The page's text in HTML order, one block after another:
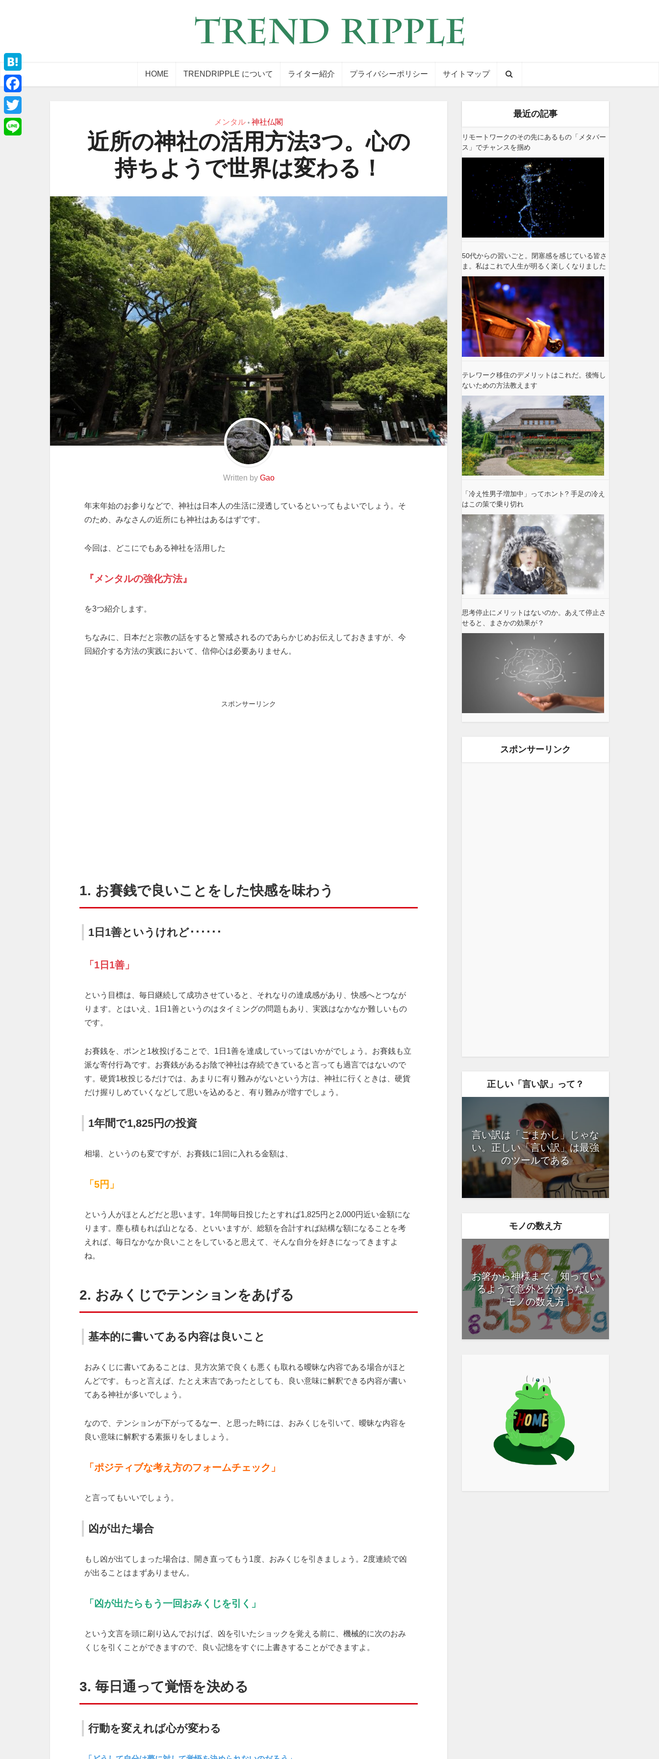
HOME TRENDRIPPLE について ライター紹介 プライバシーポリシー サイトマップ
メンタル • 神社仏閣
近所の神社の活用方法3つ。心の
持ちようで世界は変わる！
Written by Gao
年末年始のお参りなどで、神社は日本人の生活に浸透しているといってもよいでしょう。そ
のため、みなさんの近所にも神社はあるはずです。
今回は、どこにでもある神社を活用した
『メンタルの強化方法』
を3つ紹介します。
ちなみに、日本だと宗教の話をすると警戒されるのであらかじめお伝えしておきますが、今
回紹介する方法の実践において、信仰心は必要ありません。
スポンサーリンク
1. お賽銭で良いことをした快感を味わう
1日1善というけれど･･････
「1日1善」
という目標は、毎日継続して成功させていると、それなりの達成感があり、快感へとつなが
ります。とはいえ、1日1善というのはタイミングの問題もあり、実践はなかなか難しいもの
です。
お賽銭を、ポンと1枚投げることで、1日1善を達成していってはいかがでしょう。お賽銭も立
派な寄付行為です。お賽銭があるお陰で神社は存続できていると言っても過言ではないので
す。硬貨1枚投じるだけでは、あまりに有り難みがないという方は、神社に行くときは、硬貨
だけ握りしめていくなどして思いを込めると、有り難みが増すでしょう。
1年間で1,825円の投資
相場、というのも変ですが、お賽銭に1回に入れる金額は、
「5円」
という人がほとんどだと思います。1年間毎日投じたとすれば1,825円と2,000円近い金額にな
ります。塵も積もれば山となる、といいますが、総額を合計すれば結構な額になることを考
えれば、毎日なかなか良いことをしていると思えて、そんな自分を好きになってきますよ
ね。
2. おみくじでテンションをあげる
基本的に書いてある内容は良いこと
おみくじに書いてあることは、見方次第で良くも悪くも取れる曖昧な内容である場合がほと
んどです。もっと言えば、たとえ末吉であったとしても、良い意味に解釈できる内容が書い
てある神社が多いでしょう。
なので、テンションが下がってるなー、と思った時には、おみくじを引いて、曖昧な内容を
良い意味に解釈する素振りをしましょう。
「ポジティブな考え方のフォームチェック」
と言ってもいいでしょう。
凶が出た場合
もし凶が出てしまった場合は、開き直ってもう1度、おみくじを引きましょう。2度連続で凶
が出ることはまずありません。
「凶が出たらもう一回おみくじを引く」
という文言を頭に刷り込んでおけば、凶を引いたショックを覚える前に、機械的に次のおみ
くじを引くことができますので、良い記憶をすぐに上書きすることができますよ。
3. 毎日通って覚悟を決める
行動を変えれば心が変わる
最近の記事
リモートワークのその先にあるもの「メタバー
ス」でチャンスを掴め
50代からの習いごと。閉塞感を感じている皆さ
ま。私はこれで人生が明るく楽しくなりました
テレワーク移住のデメリットはこれだ。後悔し
ないための方法教えます
「冷え性男子増加中」ってホント? 手足の冷え
はこの策で乗り切れ
思考停止にメリットはないのか。あえて停止さ
せると、まさかの効果が？
スポンサーリンク
正しい「言い訳」って？
言い訳は「ごまかし」じゃな
い。正しい「言い訳」は最強
のツールである
モノの数え方
お箸から神様まで。知ってい
るようで意外と分からない
「モノの数え方」
Hatena
Facebook
Twitter